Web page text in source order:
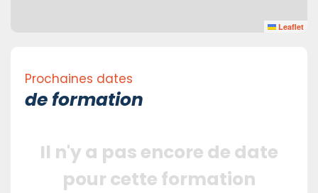
Leaflet
Prochaines dates
de formation
Il n'y a pas encore de date
pour cette formation